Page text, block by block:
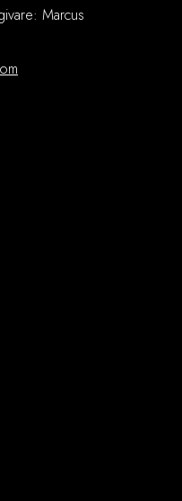
Marcus